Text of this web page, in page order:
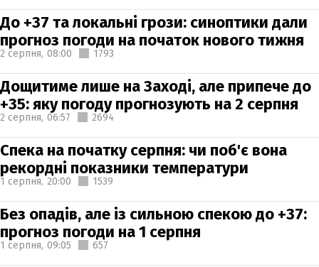
До +37 та локальні грози: синоптики дали
прогноз погоди на початок нового тижня
2 серпня, 08:00 1793
Дощитиме лише на Заході, але припече до
+35: яку погоду прогнозують на 2 серпня
2 серпня, 06:57 2694
Спека на початку серпня: чи поб'є вона
рекордні показники температури
1 серпня, 20:00 1539
Без опадів, але із сильною спекою до +37:
прогноз погоди на 1 серпня
1 серпня, 09:05 657